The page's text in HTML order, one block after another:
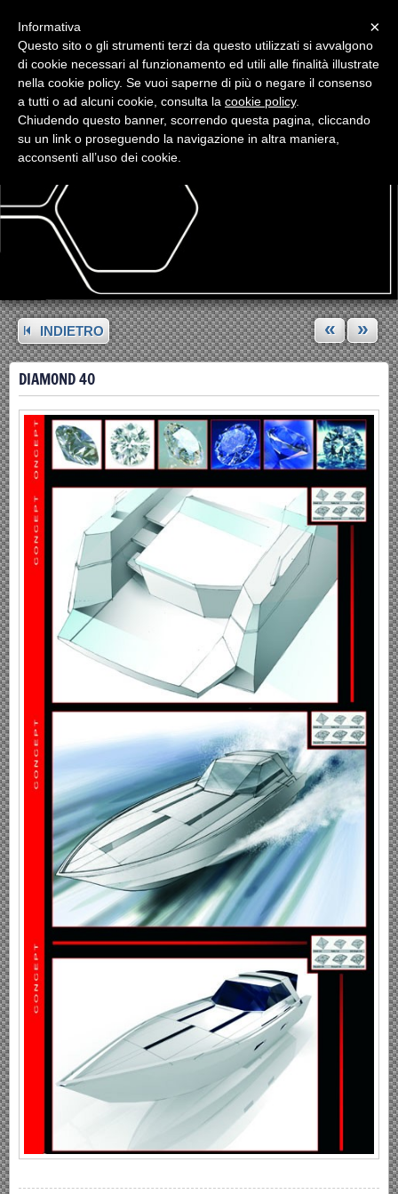
INDIETRO « »
DIAMOND 40
×
Informativa
Questo sito o gli strumenti terzi da questo utilizzati si avvalgono
di cookie necessari al funzionamento ed utili alle finalità illustrate
nella cookie policy. Se vuoi saperne di più o negare il consenso
a tutti o ad alcuni cookie, consulta la cookie policy.
Chiudendo questo banner, scorrendo questa pagina, cliccando
su un link o proseguendo la navigazione in altra maniera,
acconsenti all’uso dei cookie.